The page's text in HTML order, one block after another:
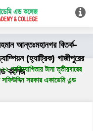
Print Admit Card
আন্তঃমহানগর বিতর্ক-
(হ্যাট্রিক) গাজীপুরের
কলেজ
প্রতিযোগিতায় টানা তৃতীয়বারের
সফিউদ্দিন সরকার একাডেমি এন্ড